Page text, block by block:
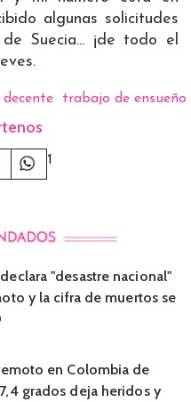
algunas solicitudes
Suecia... ¡de todo el
trabajo de ensueño
1
"desastre nacional"
y la cifra de muertos se
en Colombia de
grados deja heridos y